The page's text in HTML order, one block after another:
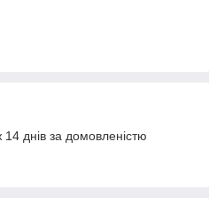
днів за домовленістю